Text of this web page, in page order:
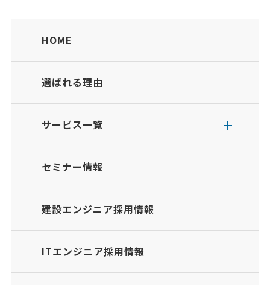
HOME
選ばれる理由
サービス一覧
セミナー情報
建設エンジニア採用情報
ITエンジニア採用情報